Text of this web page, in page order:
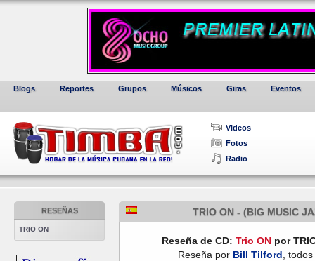
Blogs Reportes Grupos Músicos Giras Eventos
Videos
Fotos
Radio
RESEÑAS
TRIO ON
TRIO ON - (BIG MUSIC
Reseña de CD: Trio ON por
Reseña por Bill Tilford ,